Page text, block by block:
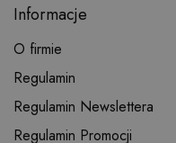
Informacje
O firmie
Regulamin
Regulamin Newslettera
Regulamin Promocji